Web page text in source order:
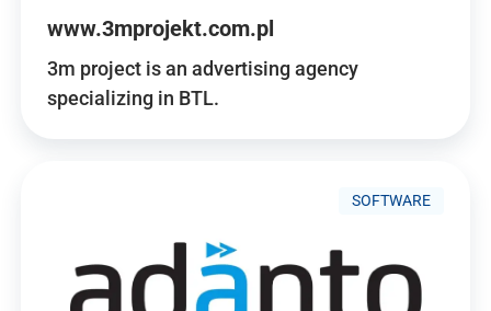
www.3mprojekt.com.pl
3m project is an advertising agency
specializing in BTL.
SOFTWARE